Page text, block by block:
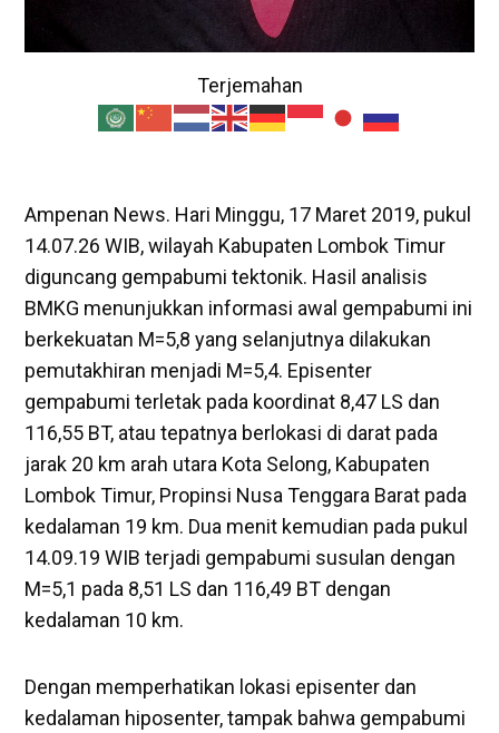
Terjemahan
Ampenan News. Hari Minggu, 17 Maret 2019, pukul
14.07.26 WIB, wilayah Kabupaten Lombok Timur
diguncang gempabumi tektonik. Hasil analisis
BMKG menunjukkan informasi awal gempabumi ini
berkekuatan M=5,8 yang selanjutnya dilakukan
pemutakhiran menjadi M=5,4. Episenter
gempabumi terletak pada koordinat 8,47 LS dan
116,55 BT, atau tepatnya berlokasi di darat pada
jarak 20 km arah utara Kota Selong, Kabupaten
Lombok Timur, Propinsi Nusa Tenggara Barat pada
kedalaman 19 km. Dua menit kemudian pada pukul
14.09.19 WIB terjadi gempabumi susulan dengan
M=5,1 pada 8,51 LS dan 116,49 BT dengan
kedalaman 10 km.
Dengan memperhatikan lokasi episenter dan
kedalaman hiposenter, tampak bahwa gempabumi